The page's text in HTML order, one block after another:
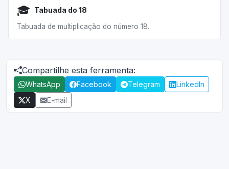
🎓 Tabuada do 18
Tabuada de multiplicação do número 18.
Compartilhe esta ferramenta:
WhatsApp Facebook Telegram
LinkedIn
X
E-mail